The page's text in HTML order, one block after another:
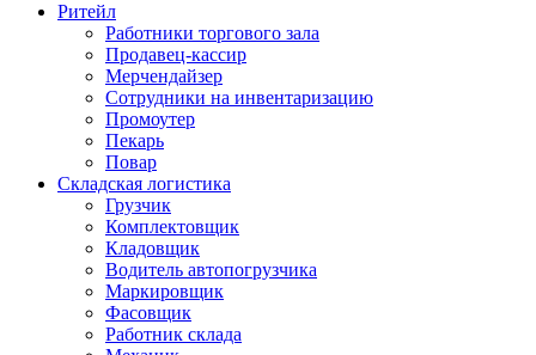
Ритейл
Работники торгового зала
Продавец-кассир
Мерчендайзер
Сотрудники на инвентаризацию
Промоутер
Пекарь
Повар
Складская логистика
Грузчик
Комплектовщик
Кладовщик
Водитель автопогрузчика
Маркировщик
Фасовщик
Работник склада